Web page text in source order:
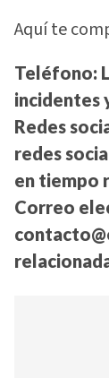
Aquí te
Teléfono:
incidentes
Redes
redes
en tiempo
Correo